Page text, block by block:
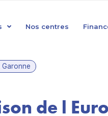
Nos centres
Garonne
de l